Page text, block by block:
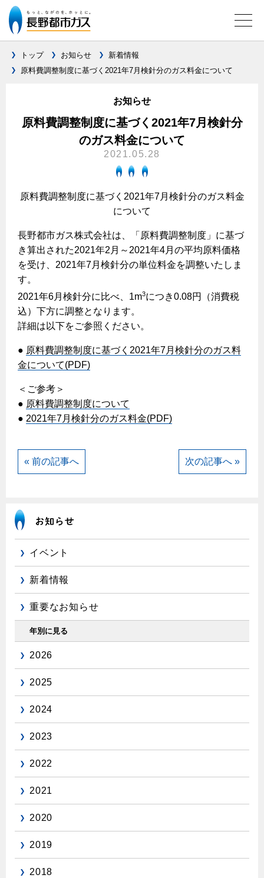
料金表
ご請求とお支払いについて
口座振替によるお支払い
クレジットカードによるお支払い
払込書による窓口でのお支払い
検針について
原料費調整制度について
こんなときは
ガスくさいとき・警報器が鳴ったとき
ガスが出ないとき
ガスメーターの復帰方法
地震のとき
ガス給湯器・風呂釜の凍結予防方法
ガス工事について
新しく都市ガスをご利用したい方へ
道路・敷地内で工事をされる皆さまへ
ガスを安全にお使いいただくために
古くなったガス管の交換のおすすめ
長期使用製品安全点検制度について
換気と給排気設備の注意点
冬季の注意
保安体制
保安体制について
ガス設備安全点検について
設備別に比較する
ガスコンロとIHクッキングヒーターの比較
調理性
ガス給湯器とエコキュートの比較
快適性
経済性
ライフスタイルの変化に対応するエコジョーズ
ガス・電気併用住宅とオール電化住宅の比較
ライフステージ別に比較する
30代
40代～50代
プロパンガスから都市ガスへの切り替え
都市ガス切り替えのメリット
導入事例
都市ガス切り替え事例
オススメの商品一覧
グリル活用法
コンロの取替えは
レンジフード
レンジフード
オーブン・炊飯器
オーブン
炊飯器
警報器
エコジョーズ
浴室暖房乾燥機・脱衣室
ミストサウナ
リビング
ガスファンヒーター
キッチンをリフォーム
サニタリーをリフォーム
その他をリフォーム
リフォーム事例紹介
3つのあんしん宣言
スタッフ
リフォームの流れ
補助金について
長野都市ガスのでんきのポイント
電気料金 長野都市ガスでんきプラン
都市ガスでんき 従量電灯Ｂ
都市ガスでんき 従量電灯Ｃ
都市ガスでんき 低圧電力
電気料金の計算について
ご請求とお支払い
約款
電気料金のシミュレーション
お申込み
よくあるご質問
Chef Ropia's JOYFUL CUISINE
ヤミーのレシピ帖
食育活動について
エコ・クッキング
料理教室レンタル
法人のお客様へ
お問合わせ・資料請求
トップ お知らせ
新着情報
原料費調整制度に基づく2021年7月検針分のガス料金について
お知らせ
原料費調整制度に基づく2021年7月検針分
のガス料金について
2021.05.28
原料費調整制度に基づく2021年7月検針分のガス料金
について
長野都市ガス株式会社は、「原料費調整制度」に基づ
き算出された2021年2月～2021年4月の平均原料価格
を受け、2021年7月検針分の単位料金を調整いたしま
す。
2021年6月検針分に比べ、1m3につき0.08円（消費税
込）下方に調整となります。
詳細は以下をご参照ください。
● 原料費調整制度に基づく2021年7月検針分のガス料
金について(PDF)
＜ご参考＞
● 原料費調整制度について
● 2021年7月検針分のガス料金(PDF)
« 前の記事へ 次の記事へ »
イベント
新着情報
重要なお知らせ
年別に見る
2026
2025
2024
2023
2022
2021
2020
2019
2018